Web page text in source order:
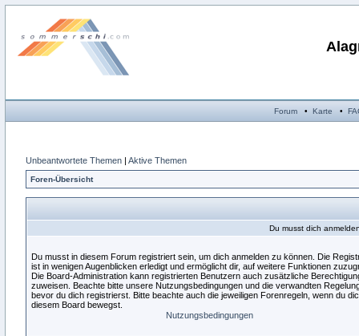
Forum• Karte •
Unbeantwortete Themen | Aktive Themen
Foren-Übersicht
Du musst dich
Du musst in diesem Forum registriert sein, um dich anmelden zu können. Die
ist in wenigen Augenblicken erledigt und ermöglicht dir, auf weitere Funktionen
Die Board-Administration kann registrierten Benutzern auch zusätzliche
zuweisen. Beachte bitte unsere Nutzungsbedingungen und die verwandten
bevor du dich registrierst. Bitte beachte auch die jeweiligen Forenregeln, wenn du
diesem Board bewegst.
Nutzungsbedingungen